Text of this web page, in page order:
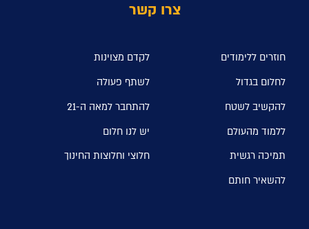
צרו קשר
חוזרים ללימודים
לקדם מצוינות
לחלום בגדול
לשתף פעולה
להקשיב לשטח
להתחבר למאה ה-21
ללמוד מהעולם
יש לנו חלום
תמיכה רגשית
חלוצי וחלוצות החינוך
להשאיר חותם